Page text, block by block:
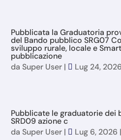
Pubblicata la Graduatoria
del Bando pubblico SRG07
sviluppo rurale, locale e
pubblicazione
da Super User | Lug 24, 2026
Pubblicate le graduatorie dei
SRD09 azione c
da Super User | Lug 6, 2026 |